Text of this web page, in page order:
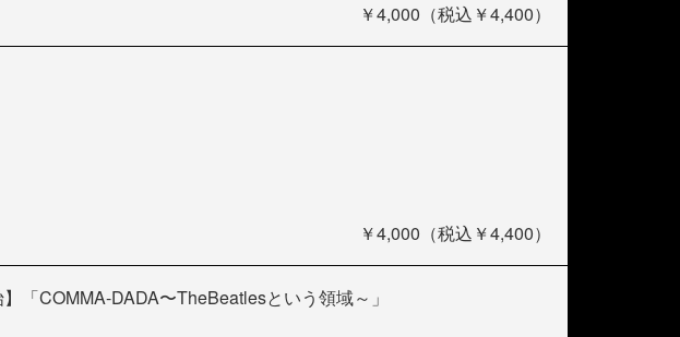
￥4,000（税込￥4,400）
￥4,000（税込￥4,400）
「COMMA-DADA〜TheBeatlesという領域～」